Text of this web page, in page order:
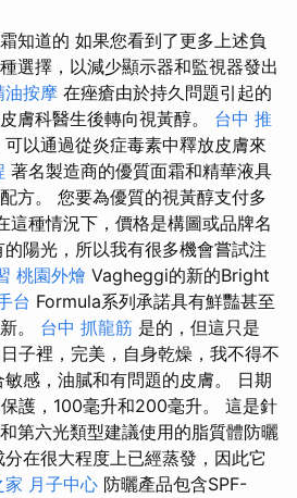
知道的 如果您看到了更多上述負
選擇，以減少顯示器和監視器發出
油按摩 在痤瘡由於持久問題引起的
膚科醫生後轉向視黃醇。 台中 推
以通過從炎症毒素中釋放皮膚來
著名製造商的優質面霜和精華液具
方。 您要為優質的視黃醇支付多
這種情況下，價格是構圖或品牌名
陽光，所以我有很多機會嘗試注
桃園外燴 Vagheggi的新的Bright
台 Formula系列承諾具有鮮豔甚至
。 台中 抓龍筋 是的，但這只是
子裡，完美，自身乾燥，我不得不
感，油膩和有問題的皮膚。 日期
護，100毫升和200毫升。 這是針
第六光類型建議使用的脂質體防曬
在很大程度上已經蒸發，因此它
家 月子中心 防曬產品包含SPF-